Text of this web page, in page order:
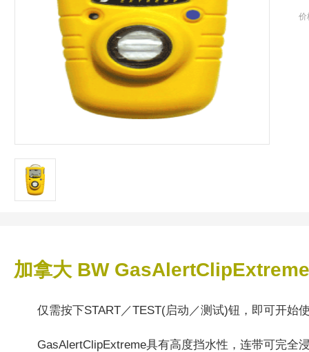
价
加拿大 BW
仅需按下START／TEST(启动／测试)钮，即可开始
GasAlertClipExtreme具有高度挡水性，连带可完全